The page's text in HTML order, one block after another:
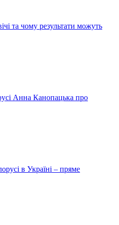
та чому результати можуть
Анна Канопацька про
в Україні – пряме